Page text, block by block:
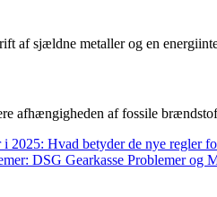
af sjældne metaller og en
afhængigheden af fossile
2025: Hvad betyder de nye regler
DSG Gearkasse Problemer og